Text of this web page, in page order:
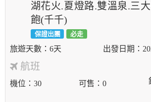
湖花火.夏燈路.雙溫泉.三
飽(千千)
保證出團 必走
6天
航班
機位 30 可售 0